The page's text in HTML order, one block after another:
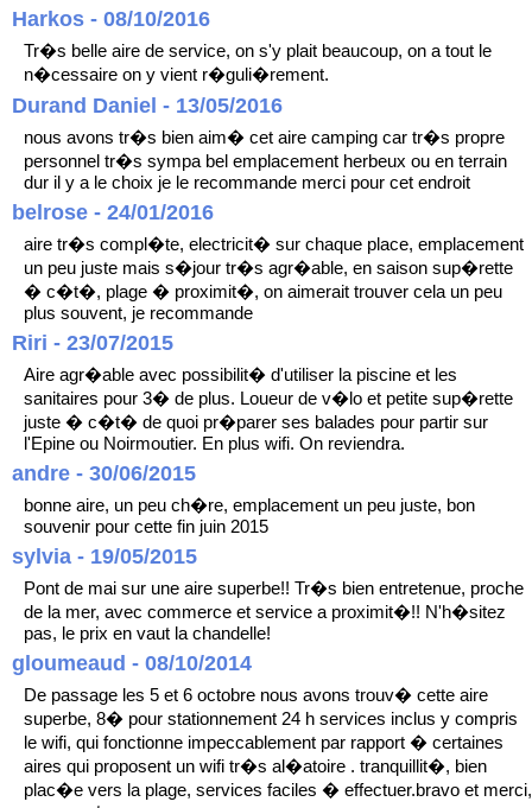
Harkos - 08/10/2016
Tr�s belle aire de service, on s'y plait beaucoup, on a tout le
n�cessaire on y vient r�guli�rement.
Durand Daniel - 13/05/2016
nous avons tr�s bien aim� cet aire camping car tr�s propre
personnel tr�s sympa bel emplacement herbeux ou en terrain
dur il y a le choix je le recommande merci pour cet endroit
belrose - 24/01/2016
aire tr�s compl�te, electricit� sur chaque place, emplacement
un peu juste mais s�jour tr�s agr�able, en saison sup�rette
� c�t�, plage � proximit�, on aimerait trouver cela un peu
plus souvent, je recommande
Riri - 23/07/2015
Aire agr�able avec possibilit� d'utiliser la piscine et les
sanitaires pour 3� de plus. Loueur de v�lo et petite sup�rette
juste � c�t� de quoi pr�parer ses balades pour partir sur
l'Epine ou Noirmoutier. En plus wifi. On reviendra.
andre - 30/06/2015
bonne aire, un peu ch�re, emplacement un peu juste, bon
souvenir pour cette fin juin 2015
sylvia - 19/05/2015
Pont de mai sur une aire superbe!! Tr�s bien entretenue, proche
de la mer, avec commerce et service a proximit�!! N'h�sitez
pas, le prix en vaut la chandelle!
gloumeaud - 08/10/2014
De passage les 5 et 6 octobre nous avons trouv� cette aire
superbe, 8� pour stationnement 24 h services inclus y compris
le wifi, qui fonctionne impeccablement par rapport � certaines
aires qui proposent un wifi tr�s al�atoire . tranquillit�, bien
plac�e vers la plage, services faciles � effectuer.bravo et merci,